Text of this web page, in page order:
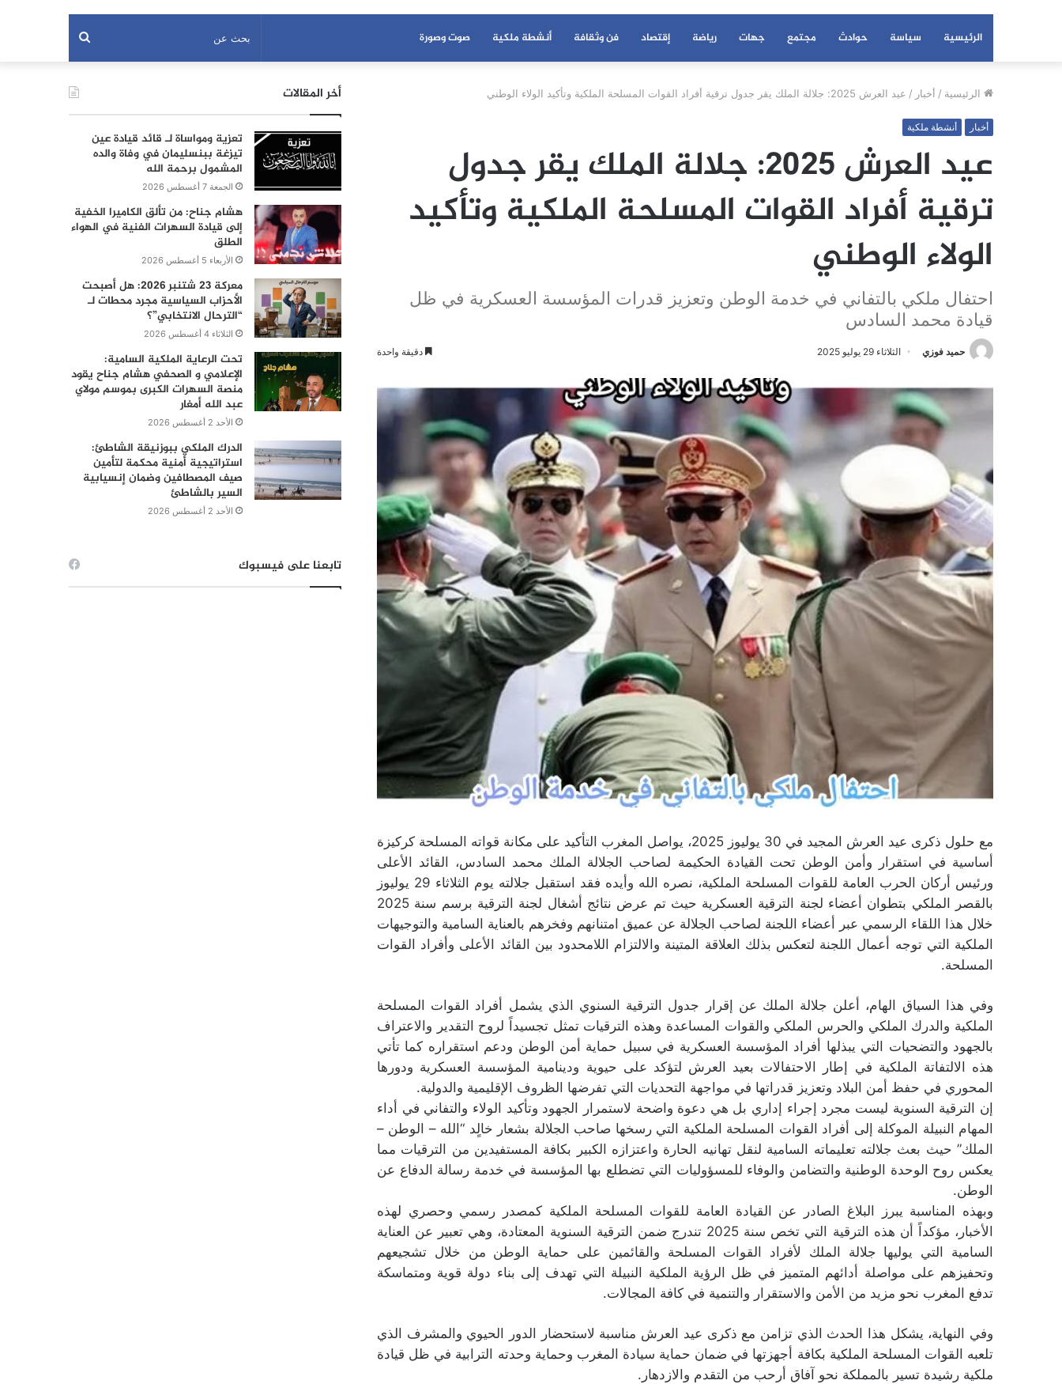
الرئيسية سياسة حوادث مجتمع جهات رياضة إقتصاد فن وثقافة أنشطة ملكية صوت وصورة بحث
عن
الرئيسية / أخبار / عيد العرش 2025: جلالة الملك يقر جدول ترقية أفراد القوات المسلحة الملكية وتأكيد الولاء الوطني
أخبار أنشطة ملكية
عيد العرش 2025: جلالة الملك يقر جدول
ترقية أفراد القوات المسلحة الملكية وتأكيد
الولاء الوطني
احتفال ملكي بالتفاني في خدمة الوطن وتعزيز قدرات المؤسسة العسكرية في ظل
قيادة محمد السادس
حميد فوزي الثلاثاء 29 يوليو 2025 دقيقة واحدة
مع حلول ذكرى عيد العرش المجيد في 30 يوليوز 2025، يواصل المغرب التأكيد على مكانة قواته المسلحة كركيزة
أساسية في استقرار وأمن الوطن تحت القيادة الحكيمة لصاحب الجلالة الملك محمد السادس، القائد الأعلى
ورئيس أركان الحرب العامة للقوات المسلحة الملكية، نصره الله وأيده فقد استقبل جلالته يوم الثلاثاء 29 يوليوز
بالقصر الملكي بتطوان أعضاء لجنة الترقية العسكرية حيث تم عرض نتائج أشغال لجنة الترقية برسم سنة 2025
خلال هذا اللقاء الرسمي عبر أعضاء اللجنة لصاحب الجلالة عن عميق امتنانهم وفخرهم بالعناية السامية والتوجيهات
الملكية التي توجه أعمال اللجنة لتعكس بذلك العلاقة المتينة والالتزام اللامحدود بين القائد الأعلى وأفراد القوات
المسلحة.
وفي هذا السياق الهام، أعلن جلالة الملك عن إقرار جدول الترقية السنوي الذي يشمل أفراد القوات المسلحة
الملكية والدرك الملكي والحرس الملكي والقوات المساعدة وهذه الترقيات تمثل تجسيداً لروح التقدير والاعتراف
بالجهود والتضحيات التي يبذلها أفراد المؤسسة العسكرية في سبيل حماية أمن الوطن ودعم استقراره كما تأتي
هذه الالتفاتة الملكية في إطار الاحتفالات بعيد العرش لتؤكد على حيوية ودينامية المؤسسة العسكرية ودورها
المحوري في حفظ أمن البلاد وتعزيز قدراتها في مواجهة التحديات التي تفرضها الظروف الإقليمية والدولية.
إن الترقية السنوية ليست مجرد إجراء إداري بل هي دعوة واضحة لاستمرار الجهود وتأكيد الولاء والتفاني في أداء
المهام النبيلة الموكلة إلى أفراد القوات المسلحة الملكية التي رسخها صاحب الجلالة بشعار خالٍد “الله – الوطن –
الملك” حيث بعث جلالته تعليماته السامية لنقل تهانيه الحارة واعتزازه الكبير بكافة المستفيدين من الترقيات مما
يعكس روح الوحدة الوطنية والتضامن والوفاء للمسؤوليات التي تضطلع بها المؤسسة في خدمة رسالة الدفاع عن
الوطن.
وبهذه المناسبة يبرز البلاغ الصادر عن القيادة العامة للقوات المسلحة الملكية كمصدر رسمي وحصري لهذه
الأخبار، مؤكداً أن هذه الترقية التي تخص سنة 2025 تندرج ضمن الترقية السنوية المعتادة، وهي تعبير عن العناية
السامية التي يوليها جلالة الملك لأفراد القوات المسلحة والقائمين على حماية الوطن من خلال تشجيعهم
وتحفيزهم على مواصلة أدائهم المتميز في ظل الرؤية الملكية النبيلة التي تهدف إلى بناء دولة قوية ومتماسكة
تدفع المغرب نحو مزيد من الأمن والاستقرار والتنمية في كافة المجالات.
وفي النهاية، يشكل هذا الحدث الذي تزامن مع ذكرى عيد العرش مناسبة لاستحضار الدور الحيوي والمشرف الذي
تلعبه القوات المسلحة الملكية بكافة أجهزتها في ضمان حماية سيادة المغرب وحماية وحدته الترابية في ظل قيادة
ملكية رشيدة تسير بالمملكة نحو آفاق أرحب من التقدم والازدهار.
أخر المقالات
تعزية ومواساة لـ قائد قيادة عين
تيزغة ببنسليمان في وفاة والده
المشمول برحمة الله
الجمعة 7 أغسطس 2026
هشام جناح: من تألق الكاميرا الخفية
إلى قيادة السهرات الفنية في الهواء
الطلق
الأربعاء 5 أغسطس 2026
معركة 23 شتنبر 2026: هل أصبحت
الأحزاب السياسية مجرد محطات لـ
“الترحال الانتخابي”؟
الثلاثاء 4 أغسطس 2026
تحت الرعاية الملكية السامية:
الإعلامي و الصحفي هشام جناح يقود
منصة السهرات الكبرى بموسم مولاي
عبد الله أمغار
الأحد 2 أغسطس 2026
الدرك الملكي ببوزنيقة الشاطئ:
استراتيجية أمنية محكمة لتأمين
صيف المصطافين وضمان إنسيابية
السير بالشاطئ
الأحد 2 أغسطس 2026
تابعنا على فيسبوك